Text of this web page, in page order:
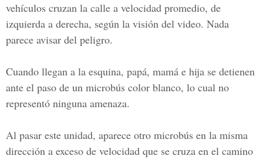
vehículos cruzan la calle a velocidad promedio, de
izquierda a derecha, según la visión del video. Nada
parece avisar del peligro.
Cuando llegan a la esquina, papá, mamá e hija se detienen
ante el paso de un microbús color blanco, lo cual no
representó ninguna amenaza.
Al pasar este unidad, aparece otro microbús en la misma
dirección a exceso de velocidad que se cruza en el camino